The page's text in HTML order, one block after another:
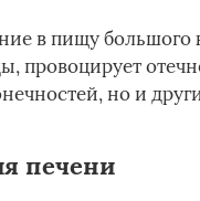
в пищу большого
провоцирует
но и
печени